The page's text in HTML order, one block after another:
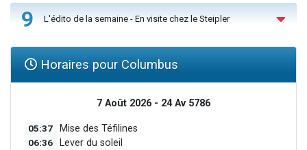
9 L'édito de la semaine - En visite chez le Steipler
Horaires pour Columbus
7 Août 2026 - 24 Av 5786
05:37 Mise des Téfilines
06:36 Lever du soleil